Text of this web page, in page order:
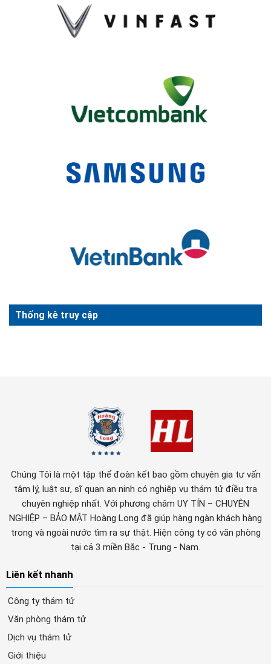
Thống kê truy cập
Chúng Tôi là một tập thể đoàn kết bao gồm chuyên gia tư vấn
tâm lý, luật sư, sĩ quan an ninh có nghiệp vụ thám tử điều tra
chuyên nghiệp nhất. Với phương châm UY TÍN – CHUYÊN
NGHIỆP – BẢO MẬT Hoàng Long đã giúp hàng ngàn khách hàng
trong và ngoài nước tìm ra sự thật. Hiện công ty có văn phòng
tại cả 3 miền Bắc - Trung - Nam.
Liên kết nhanh
Công ty thám tử
Văn phòng thám tử
Dịch vụ thám tử
Giới thiệu